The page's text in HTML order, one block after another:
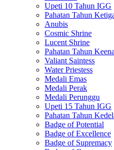
Upeti 10 Tahun IGG
Pahatan Tahun
Anubis
Cosmic Shrine
Lucent Shrine
Pahatan Tahun
Valiant Saintess
Water Priestess
Medali Emas
Medali Perak
Medali Perunggu
Upeti 15 Tahun IGG
Pahatan Tahun
Badge of Potential
Badge of Excellence
Badge of Supremacy